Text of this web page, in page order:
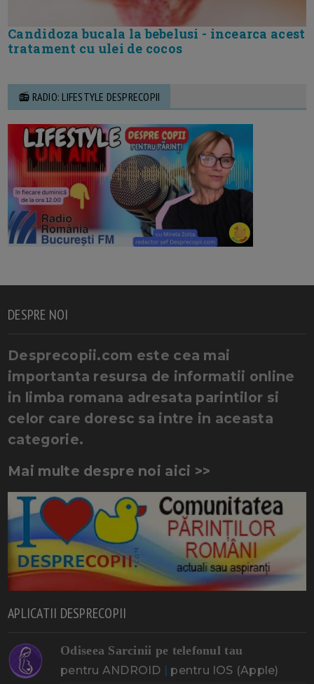
Candidoza bucala la bebelusi - incearca acest
tratament cu ulei de cocos
📻 RADIO: LIFESTYLE DESPRECOPII
DESPRE NOI
Desprecopii.com este cea mai
importanta resursa de informatii online
in limba romana adresata parintilor si
celor care doresc sa intre in aceasta
categorie.
Mai multe despre noi aici >>
APLICATII DESPRECOPII
Odiseea Sarcinii pe telefonul tau
pentru ANDROID | pentru IOS (Apple)